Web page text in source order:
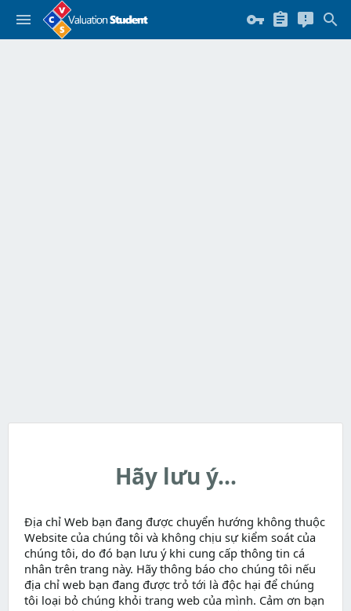
Hãy lưu ý...
Địa chỉ Web bạn đang được chuyển hướng không thuộc
Website của chúng tôi và không chịu sự kiểm soát của
chúng tôi, do đó bạn lưu ý khi cung cấp thông tin cá
nhân trên trang này. Hãy thông báo cho chúng tôi nếu
địa chỉ web bạn đang được trỏ tới là độc hại để chúng
tôi loại bỏ chúng khỏi trang web của mình. Cảm ơn bạn